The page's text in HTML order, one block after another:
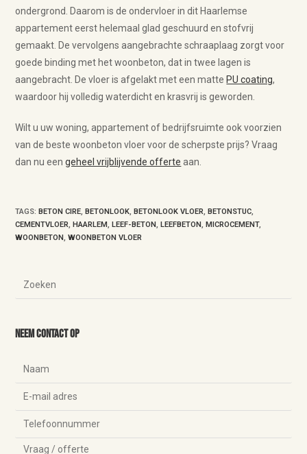
ondergrond. Daarom is de ondervloer in dit Haarlemse
appartement eerst helemaal glad geschuurd en stofvrij
gemaakt. De vervolgens aangebrachte schraaplaag zorgt voor
goede binding met het woonbeton, dat in twee lagen is
aangebracht. De vloer is afgelakt met een matte PU coating,
waardoor hij volledig waterdicht en krasvrij is geworden.
Wilt u uw woning, appartement of bedrijfsruimte ook voorzien
van de beste woonbeton vloer voor de scherpste prijs? Vraag
dan nu eengeheel vrijblijvende offerte aan.
TAGS:BETON CIRE, BETONLOOK, BETONLOOK VLOER, BETONSTUC,
CEMENTVLOER, HAARLEM, LEEF-BETON, LEEFBETON, MICROCEMENT,
WOONBETON, WOONBETON VLOER
Neem contact op